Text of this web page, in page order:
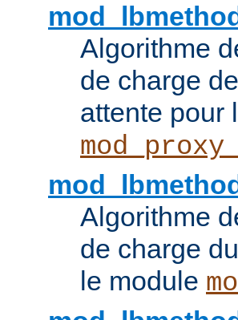
Algorithme
de charge
attente pour
Algorithme
de charge
le module